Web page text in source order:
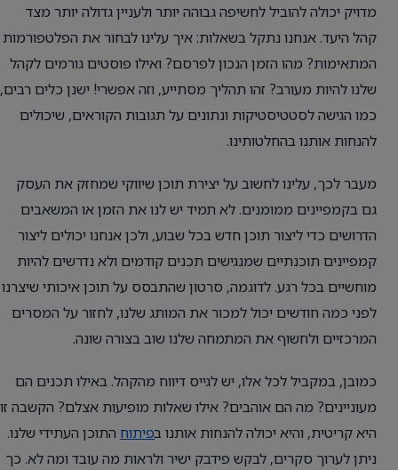
מדויק יכולה להוביל לחשיפה גבוהה יותר ולעניין גדולה יותר מצד
קהל היעד. אנחנו נתקל בשאלות: איך עלינו לבחור את הפלטפורמות
המתאימות? מהו הזמן הנכון לפרסם? ואילו פוסטים גורמים לקהל
שלנו להיות מעורב? זהו תהליך מסתייע, וזה אפשרי! ישנן כלים רבים,
כמו הגישה לסטטיסטיקות ונתונים על תגובות הקוראים, שיכולים
להנחות אותנו בהחלטותינו.
מעבר לכך, עלינו לחשוב על יצירת תוכן שיווקי שמחזק את העסק
גם בקמפיינים ממומנים. לא תמיד יש לנו את הזמן או המשאבים
הדרושים כדי ליצור תוכן חדש בכל שבוע, ולכן אנחנו יכולים ליצור
קמפיינים תוכנתיים שמנגישים תכנים קודמים ולא נדרשים להיות
מוחשיים בכל רגע. לדוגמה, סרטון שהתבסס על תוכן איכותי שיצרנו
לפני כמה חודשים יכול למכור את המותג שלנו, לחזור על המסרים
המרכזיים ולחשוף את המתמחה שלנו שוב בצורה שונה.
כמובן, במקביל לכל אלו, יש לגייס דיווח מהקהל. באילו תכנים הם
מעוניינים? מה הם אוהבים? אילו שאלות מופיעות אצלם? הקשבה זו
היא קריטית, והיא יכולה להנחות אותנו בפיתוח התוכן העתידי שלנו.
ניתן לערוך סקרים, לבקש פידבק ישיר ולראות מה עובד ומה לא. כך